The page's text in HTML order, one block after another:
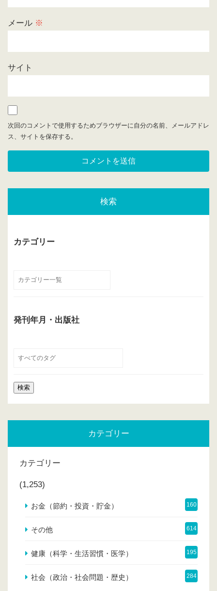
メール ※
サイト
次回のコメントで使用するためブラウザーに自分の名前、メールアドレ
ス、サイトを保存する。
検索
カテゴリー
発刊年月・出版社
カテゴリー
カテゴリー
(1,253)
お金（節約・投資・貯金） 160
その他 614
健康（科学・生活習慣・医学） 195
社会（政治・社会問題・歴史） 284